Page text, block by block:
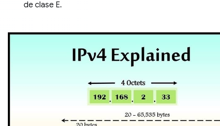
de clase E.